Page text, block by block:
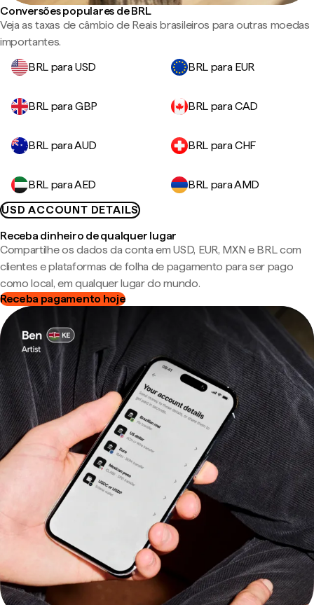
Conversões populares de BRL
Veja as taxas de câmbio de Reais brasileiros para outras moedas
importantes.
BRL para USD
BRL para EUR
BRL para GBP BRL para CAD
BRL para AUD BRL para CHF
BRL para AED
BRL para AMD
USD ACCOUNT DETAILS
Receba dinheiro de qualquer lugar
Compartilhe os dados da conta em USD, EUR, MXN e BRL com
clientes e plataformas de folha de pagamento para ser pago
como local, em qualquer lugar do mundo.
Receba pagamento hoje